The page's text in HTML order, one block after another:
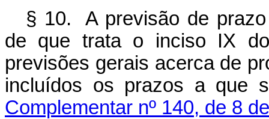
§ 10. A previsão de
de que trata o inciso IX
previsões gerais acerca de
incluídos os prazos a que
Complementar nº 140, de 8